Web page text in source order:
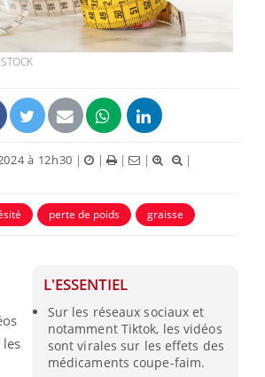
à 12h30 | | | |
|
perte de poids graisse
L'ESSENTIEL
Sur les réseaux sociaux et
notamment Tiktok, les vidéos
sont virales sur les effets des
médicaments coupe-faim.